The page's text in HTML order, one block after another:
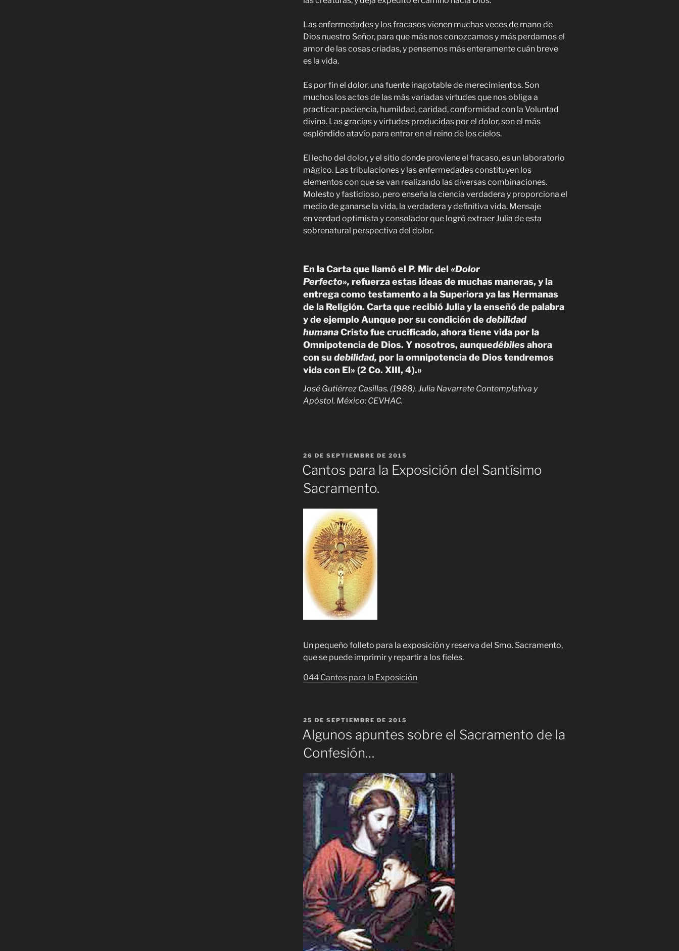
Las enfermedades y los fracasos vienen muchas veces de mano de
Dios nuestro Señor, para que más nos conozcamos y más perdamos el
amor de las cosas criadas, y pensemos más enteramente cuán breve
es la vida.
Es por fin el dolor, una fuente inagotable de merecimientos. Son
muchos los actos de las más variadas virtudes que nos obliga a
practicar: paciencia, humildad, caridad, conformidad con la Voluntad
divina. Las gracias y virtudes producidas por el dolor, son el más
espléndido atavío para entrar en el reino de los cielos.
El lecho del dolor, y el sitio donde proviene el fracaso, es un laboratorio
mágico. Las tribulaciones y las enfermedades constituyen los
elementos con que se van realizando las diversas combinaciones.
Molesto y fastidioso, pero enseña la ciencia verdadera y proporciona el
medio de ganarse la vida, la verdadera y definitiva vida. Mensaje
en verdad optimista y consolador que logró extraer Julia de esta
sobrenatural perspectiva del dolor.
En la Carta que llamó el P. Mirdel «Dolor
Perfecto», refuerza estas ideas de muchas maneras, y la
entrega como testamento a la Superiora ya las Hermanas
de la Religión. Carta que recibió Julia y la enseñó de palabra
y de ejemplo Aunque por su condición de debilidad
humanaCristo fue crucificado, ahora tiene vida por la
Omnipotencia de Dios. Y nosotros, aunquedébiles ahora
con su debilidad, por la omnipotencia de Dios tendremos
vida con El» (2Co. XIII, 4).»
José Gutiérrez Casillas. (1988). Julia Navarrete Contemplativa y
Apóstol. México: CEVHAC.
PUBLICADO
EL
26 DE SEPTIEMBRE DE 2015
Cantos para la Exposición del Santísimo
Sacramento.
Un pequeño folleto para la exposición y reserva del Smo. Sacramento,
que se puede imprimir y repartir a los fieles.
044 Cantos para la Exposición
PUBLICADO
EL
25 DE SEPTIEMBRE DE 2015
Algunos apuntes sobre el Sacramento de la
Confesión…